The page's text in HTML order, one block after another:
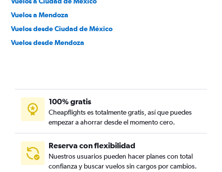
Vuelos a Mendoza
Vuelos desde Ciudad de México
Vuelos desde Mendoza
100% gratis
Cheapflights es totalmente gratis, así que puedes
empezar a ahorrar desde el momento cero.
Reserva con flexibilidad
Nuestros usuarios pueden hacer planes con total
confianza y buscar vuelos sin cargos por cambios.